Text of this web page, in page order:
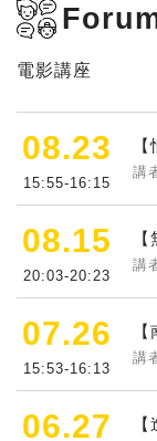
電影講座
08.23
15:55-16:15
講
08.15
20:03-20:23
講
07.26
15:53-16:13
講
06.27